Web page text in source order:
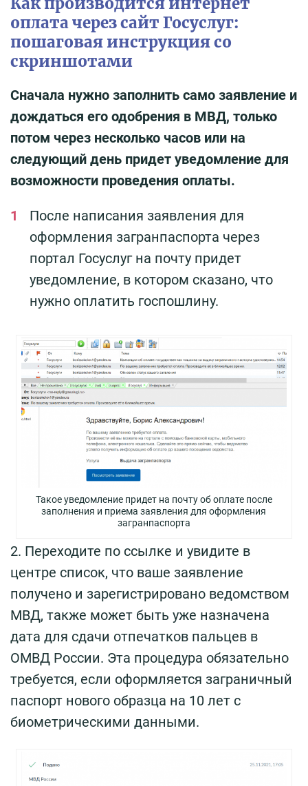
оплата через сайт Госуслуг:
пошаговая инструкция со
скриншотами
Сначала нужно заполнить само заявление и
дождаться его одобрения в МВД, только
потом через несколько часов или на
следующий день придет уведомление для
возможности проведения оплаты.
После написания заявления для
оформления загранпаспорта через
портал Госуслуг на почту придет
уведомление, в котором сказано, что
нужно оплатить госпошлину.
Такое уведомление придет на почту об оплате после
заполнения и приема заявления для оформления
загранпаспорта
2. Переходите по ссылке и увидите в
центре список, что ваше заявление
получено и зарегистрировано ведомством
МВД, также может быть уже назначена
дата для сдачи отпечатков пальцев в
ОМВД России. Эта процедура обязательно
требуется, если оформляется заграничный
паспорт нового образца на 10 лет с
биометрическими данными.